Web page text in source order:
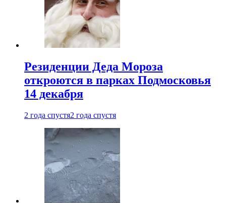
Резиденции Деда Мороза
откроются в парках Подмосковья
14 декабря
2 года спустя2 года спустя